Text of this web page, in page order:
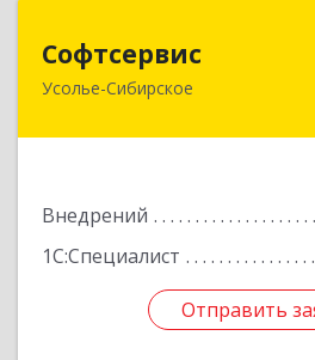
Софтсервис
Усолье-Сибирское
Внедрений
1С:Специалист
Отправить
665451, Иркутская обл,
Отправить